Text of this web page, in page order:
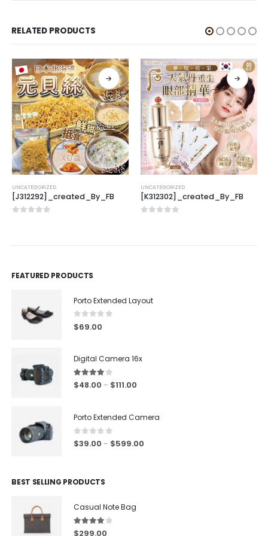
RELATED PRODUCTS
UNCATEGORIZED
[J312292]_created_By_FB
UNCATEGORIZED
[K312302]_created_By_FB
FEATURED PRODUCTS
Porto Extended Layout
0 out of 5
$69.00
Digital Camera 16x
4.00out of 5
$48.00 – $111.00
Porto Extended Camera
0out of 5
$39.00 – $599.00
BEST SELLING PRODUCTS
Casual Note Bag
4.00out of 5
$299.00